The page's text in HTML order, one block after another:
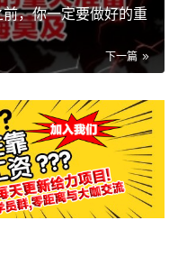
，你一定要做好的重
下一篇